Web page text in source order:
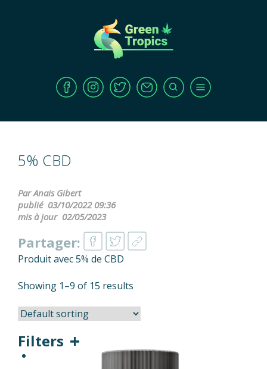
5% CBD
Par Anais Gibert
publié 03/10/2022 09:36
mis à jour 02/05/2023
Partager:
Produit avec 5% de CBD
Showing 1–9 of 15 results
Filters